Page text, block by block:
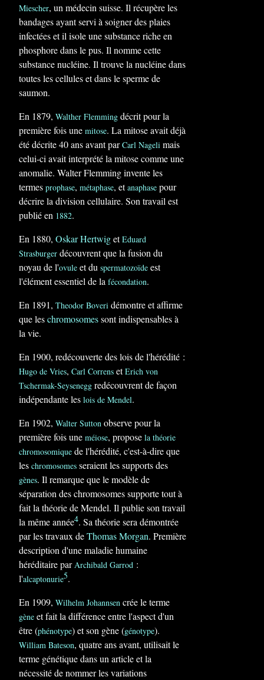
Miescher, un médecin suisse. Il récupère les
bandages ayant servi à soigner des plaies
infectées et il isole une substance riche en
phosphore dans le pus. Il nomme cette
substance nucléine. Il trouve la nucléine dans
toutes les cellules et dans le sperme de
saumon.
En 1879, Walther Flemming décrit pour la
première fois une mitose. La mitose avait déjà
été décrite 40 ans avant parCarl Nageli mais
celui-ci avait interprété la mitose comme une
anomalie. Walter Flemming invente les
termes prophase, métaphase, etanaphase pour
décrire la division cellulaire. Son travail est
publié en 1882.
En 1880, Oskar HertwigetEduard
Strasburger découvrent que la fusion du
noyau de l'ovule et du spermatozoïde est
l'élément essentiel de la fécondation.
En 1891, Theodor Boveri démontre et affirme
que leschromosomessont indispensables à
la vie.
En 1900, redécouverte des lois de l'hérédité :
Hugo de Vries, Carl Correns etErich von
Tschermak-Seysenegg redécouvrent de façon
indépendante les lois de Mendel.
En 1902, Walter Sutton observe pour la
première fois une méiose, propose la théorie
chromosomique de l'hérédité, c'est-à-dire que
les chromosomes seraient les supports des
gènes. Il remarque que le modèle de
séparation des chromosomes supporte tout à
fait la théorie de Mendel. Il publie son travail
la même année4. Sa théorie sera démontrée
par les travaux deThomas Morgan. Première
description d'une maladie humaine
héréditaire parArchibald Garrod :
l'alcaptonurie5.
En 1909, Wilhelm Johannsen crée le terme
gène et fait la différence entre l'aspect d'un
être (phénotype) et son gène (génotype).
William Bateson, quatre ans avant, utilisait le
terme génétique dans un article et la
nécessité de nommer les variations